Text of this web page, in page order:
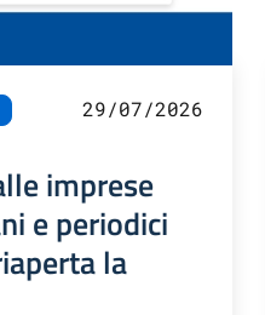
29/07/2026
imprese
e periodici
la